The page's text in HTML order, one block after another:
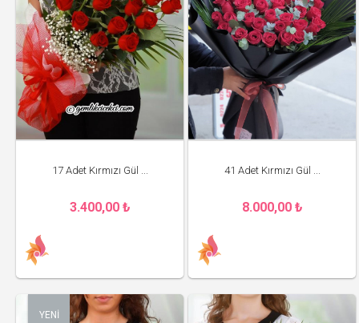
17 Adet Kırmızı Gül ...
3.400,00 ₺
41 Adet Kırmızı Gül ...
8.000,00 ₺
YENİ